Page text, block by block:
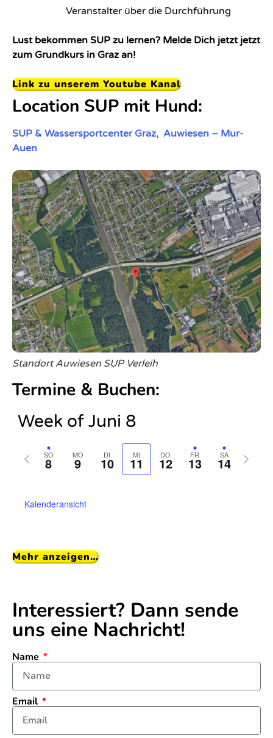
Veranstalter über die Durchführung
Lust bekommen SUP zu lernen? Melde Dich jetzt jetzt
zum Grundkurs in Graz an!
Link zu unserem Youtube Kanal
Location SUP mit Hund:
SUP & Wassersportcenter Graz, Auwiesen – Mur-
Auen
Standort Auwiesen SUP Verleih
Termine & Buchen:
Week of Juni 8
SO
8 MO
9 DI
10 MI
11 DO
12 FR
13 SA
14
Previous
Next
Kalenderansicht
Mehr anzeigen…
Interessiert? Dann sende
uns eine Nachricht!
Name
Email